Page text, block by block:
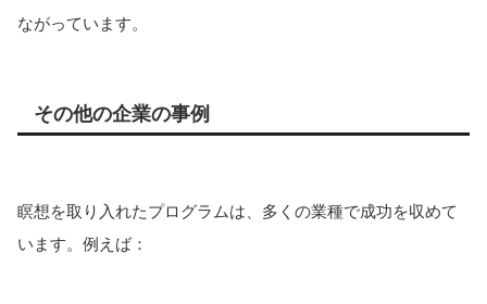
ながっています。
その他の企業の事例
瞑想を取り入れたプログラムは、多くの業種で成功を収めて
います。例えば：